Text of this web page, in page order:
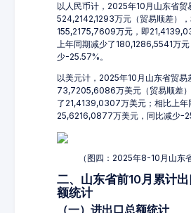
以人民币计，2025年10月山东省贸
524,2142,1293万元（贸易顺差）
155,2175,7609万元，即
上年同期减少了180,1286,5541万
少-25.57%。
以美元计，2025年10月山东省贸易
73,7205,6086万美元（贸易顺差
了21,4139,0307万美元；相比上年
25,6216,0877万美元，同比减少-
（图四：2025年8-10月山东
二、山东省前10月累计
额统计
（一）进出口总额统计